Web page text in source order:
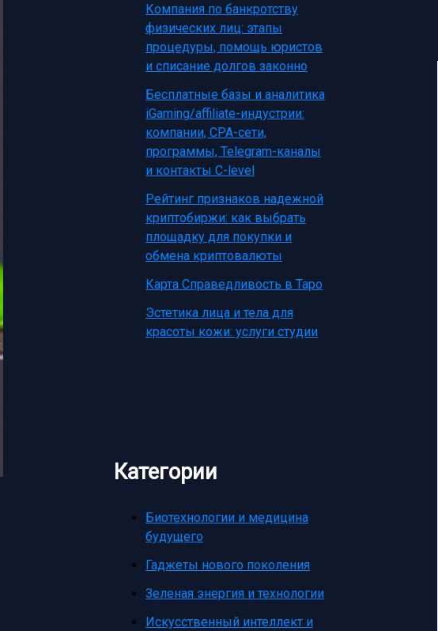
Компания по банкротству
физических лиц: этапы
процедуры, помощь юристов
и списание долгов законно
Бесплатные базы и аналитика
iGaming/affiliate-индустрии:
компании, CPA-сети,
программы, Telegram-каналы
и контакты C-level
Рейтинг признаков надежной
криптобиржи: как выбрать
площадку для покупки и
обмена криптовалюты
Карта Справедливость в Таро
Эстетика лица и тела для
красоты кожи: услуги студии
Категории
Биотехнологии и медицина
будущего
Гаджеты нового поколения
Зеленая энергия и технологии
Искусственный интеллект и